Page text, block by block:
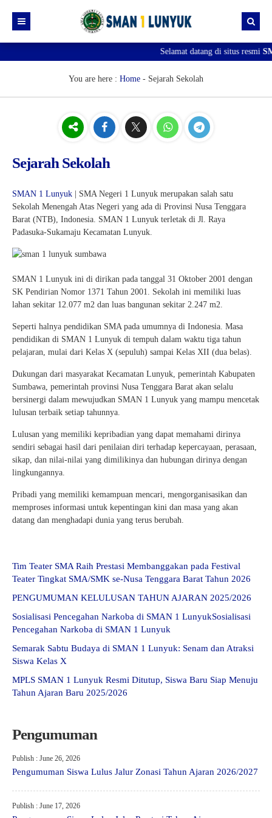
Profil
Visi & Misi
Struktur Organisasi
Guru & Staff
Gallery
Prestasi
PERPUSTAKAAN
Profil Perpustakaan
Selamat datang di situs resmi
You are here : Home - Sejarah Sekolah
Sejarah Sekolah
SMAN 1 Lunyuk | SMA Negeri 1 Lunyuk merupakan salah satu
Sekolah Menengah Atas Negeri yang ada di Provinsi Nusa Tenggara
Barat (NTB), Indonesia. SMAN 1 Lunyuk terletak di Jl. Raya
Padasuka-Sukamaju Kecamatan Lunyuk.
SMAN 1 Lunyuk ini di dirikan pada tanggal 31 Oktober 2001 dengan
SK Pendirian Nomor 1371 Tahun 2001. Sekolah ini memiliki luas
lahan sekitar 12.077 m2 dan luas bangunan sekitar 2.247 m2.
Seperti halnya pendidikan SMA pada umumnya di Indonesia. Masa
pendidikan di SMAN 1 Lunyuk di tempuh dalam waktu tiga tahun
pelajaran, mulai dari Kelas X (sepuluh) sampai Kelas XII (dua belas).
Dukungan dari masyarakat Kecamatan Lunyuk, pemerintah Kabupaten
Sumbawa, pemerintah provinsi Nusa Tenggara Barat akan selalu
bersinergi dalam mewujudkan SMAN 1 Lunyuk yang mampu mencetak
lulusan terbaik setiap tahunnya.
Lulusan yang memiliki kepribadian yang dapat memahami dirinya
sendiri sebagai hasil dari penilaian diri terhadap kepercayaan, perasaan,
sikap, dan nilai-nilai yang dimilikinya dan hubungan dirinya dengan
lingkungannya.
Pribadi yang memiliki kemampuan mencari, mengorganisasikan dan
memproses informasi untuk kepentingan kini dan masa yang akan
datang dan menghadapi dunia yang terus berubah.
Tim Teater SMA Raih Prestasi Membanggakan pada Festival
Teater Tingkat SMA/SMK se-Nusa Tenggara Barat Tahun 2026
PENGUMUMAN KELULUSAN TAHUN AJARAN 2025/2026
Sosialisasi Pencegahan Narkoba di SMAN 1 LunyukSosialisasi
Pencegahan Narkoba di SMAN 1 Lunyuk
Semarak Sabtu Budaya di SMAN 1 Lunyuk: Senam dan Atraksi
Siswa Kelas X
MPLS SMAN 1 Lunyuk Resmi Ditutup, Siswa Baru Siap Menuju
Tahun Ajaran Baru 2025/2026
Pengumuman
Publish : June 26, 2026
Pengumuman Siswa Lulus Jalur Zonasi Tahun Ajaran 2026/2027
Publish : June 17, 2026